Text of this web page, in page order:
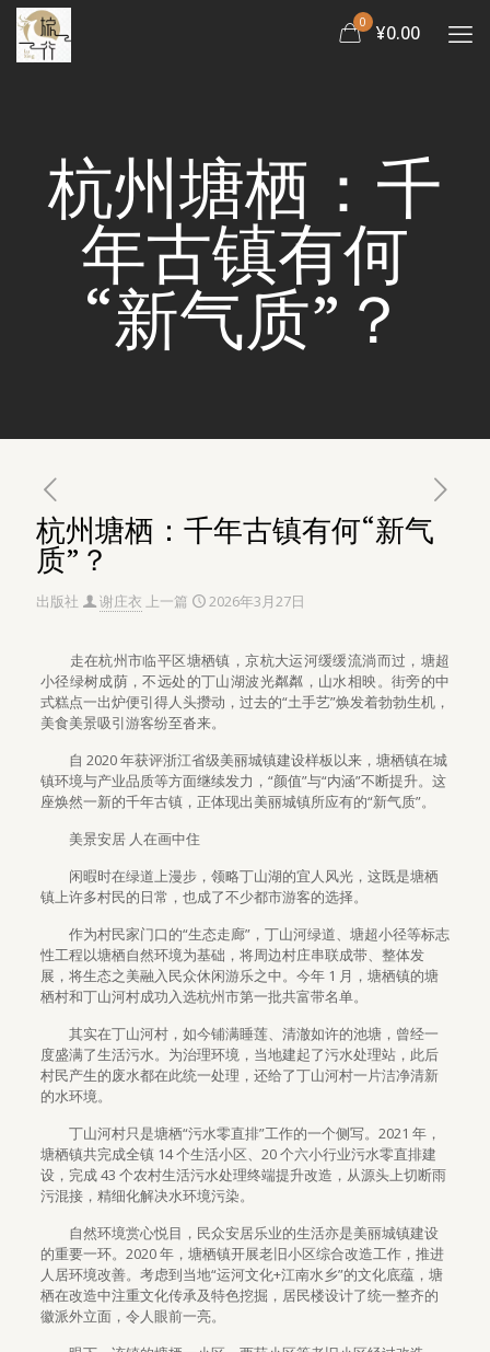
0 ¥0.00
杭州塘栖：千
年古镇有何
“新气质”？
杭州塘栖：千年古镇有何“新气
质”？
出版社 谢庄衣 上一篇 2026年3月27日
走在杭州市临平区塘栖镇，京杭大运河缓缓流淌而过，塘超
小径绿树成荫，不远处的丁山湖波光粼粼，山水相映。街旁的中
式糕点一出炉便引得人头攒动，过去的“土手艺”焕发着勃勃生机，
美食美景吸引游客纷至沓来。
自 2020 年获评浙江省级美丽城镇建设样板以来，塘栖镇在城
镇环境与产业品质等方面继续发力，“颜值”与“内涵”不断提升。这
座焕然一新的千年古镇，正体现出美丽城镇所应有的“新气质”。
美景安居 人在画中住
闲暇时在绿道上漫步，领略丁山湖的宜人风光，这既是塘栖
镇上许多村民的日常，也成了不少都市游客的选择。
作为村民家门口的“生态走廊”，丁山河绿道、塘超小径等标志
性工程以塘栖自然环境为基础，将周边村庄串联成带、整体发
展，将生态之美融入民众休闲游乐之中。今年 1 月，塘栖镇的塘
栖村和丁山河村成功入选杭州市第一批共富带名单。
其实在丁山河村，如今铺满睡莲、清澈如许的池塘，曾经一
度盛满了生活污水。为治理环境，当地建起了污水处理站，此后
村民产生的废水都在此统一处理，还给了丁山河村一片洁净清新
的水环境。
丁山河村只是塘栖“污水零直排”工作的一个侧写。2021 年，
塘栖镇共完成全镇 14 个生活小区、20 个六小行业污水零直排建
设，完成 43 个农村生活污水处理终端提升改造，从源头上切断雨
污混接，精细化解决水环境污染。
自然环境赏心悦目，民众安居乐业的生活亦是美丽城镇建设
的重要一环。2020 年，塘栖镇开展老旧小区综合改造工作，推进
人居环境改善。考虑到当地“运河文化+江南水乡”的文化底蕴，塘
栖在改造中注重文化传承及特色挖掘，居民楼设计了统一整齐的
徽派外立面，令人眼前一亮。